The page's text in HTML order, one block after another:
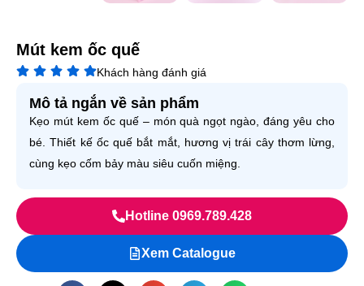
Mút kem ốc quế
Khách hàng đánh giá
Mô tả ngắn về sản phẩm
Kẹo mút kem ốc quế – món quà ngọt ngào, đáng yêu cho
bé. Thiết kế ốc quế bắt mắt, hương vị trái cây thơm lừng,
cùng kẹo cốm bảy màu siêu cuốn miệng.
Hotline 0969.789.428
Xem Catalogue